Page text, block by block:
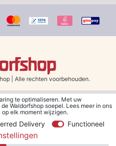
Alle rechten voorbehouden.
en België vanaf 79 euro bij het
"DHL - Besparing op
€ 5 per e-mail nadat je je hebt
De kortingsbon is 30 dagen geldig
te optimaliseren. Met uw
Waldorfshop soepel. Lees meer in ons
elk moment wijzigen.
Delivery Functioneel